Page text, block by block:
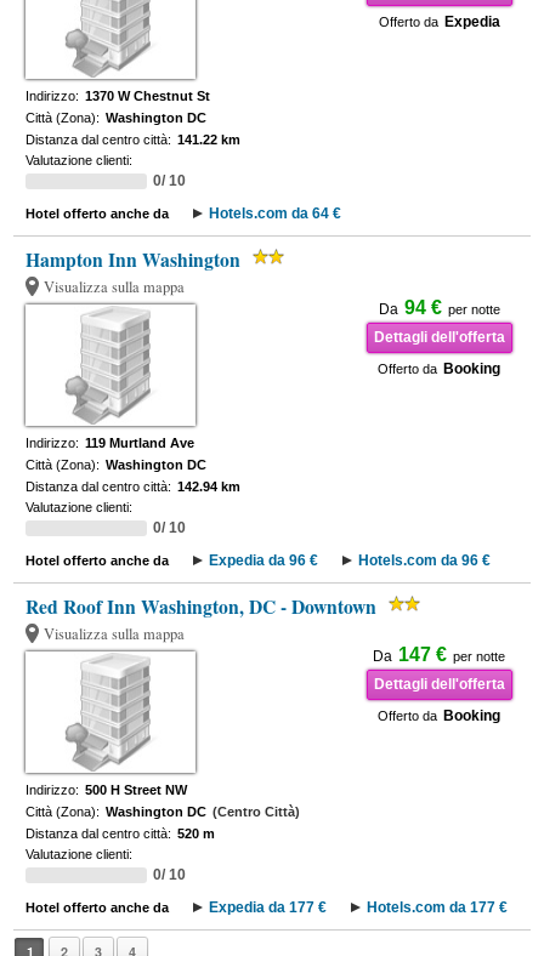
Offerto da Expedia
Indirizzo: 1370 W Chestnut St
Città (Zona): Washington DC
Distanza dal centro città: 141.22 km
Valutazione clienti:
0/ 10
Hotel offerto anche da Hotels.com da 64 €
Hampton Inn Washington
Visualizza sulla mappa
Da 94 € per notte
Dettagli dell'offerta
Offerto da Booking
Indirizzo: 119 Murtland Ave
Città (Zona): Washington DC
Distanza dal centro città: 142.94 km
Valutazione clienti:
0/ 10
Hotel offerto anche da Expedia da 96 € Hotels.com da 96 €
Red Roof Inn Washington, DC - Downtown
Visualizza sulla mappa
Da 147 € per notte
Dettagli dell'offerta
Offerto da Booking
Indirizzo: 500 H Street NW
Città (Zona): Washington DC (Centro Città)
Distanza dal centro città: 520 m
Valutazione clienti:
0/ 10
Hotel offerto anche da Expedia da 177 € Hotels.com da 177 €
1 2 3 4